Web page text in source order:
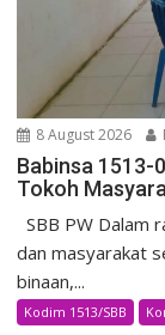
8 August 2026
Babinsa 1513-
Tokoh
SBB PW Dalam
dan masyarakat
binaan,...
Kodim 1513/SBB